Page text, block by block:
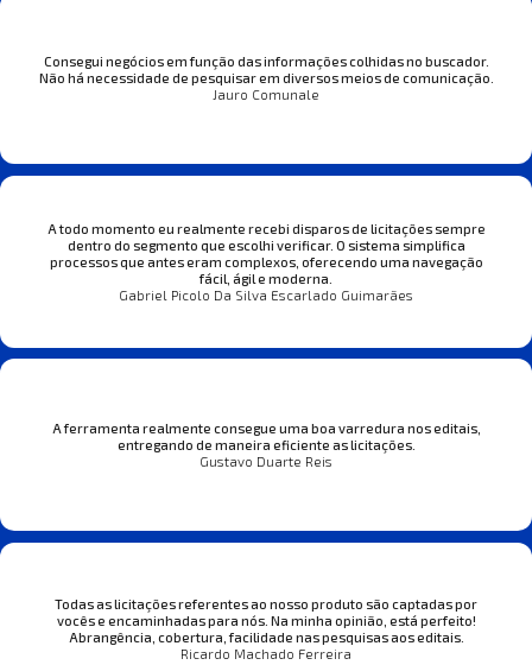
Consegui negócios em função das informações colhidas no buscador.
Não há necessidade de pesquisar em diversos meios de comunicação.
Jauro Comunale
A todo momento eu realmente recebi disparos de licitações sempre
dentro do segmento que escolhi verificar. O sistema simplifica
processos que antes eram complexos, oferecendo uma navegação
fácil, ágil e moderna.
Gabriel Picolo Da Silva Escarlado Guimarães
A ferramenta realmente consegue uma boa varredura nos editais,
entregando de maneira eficiente as licitações.
Gustavo Duarte Reis
Todas as licitações referentes ao nosso produto são captadas por
vocês e encaminhadas para nós. Na minha opinião, está perfeito!
Abrangência, cobertura, facilidade nas pesquisas aos editais.
Ricardo Machado Ferreira